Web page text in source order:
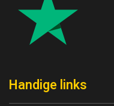
Handige links